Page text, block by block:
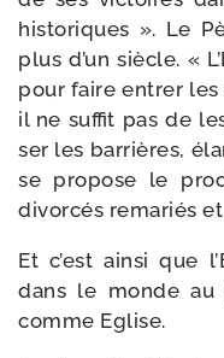
his­to­riques ». Le
plus d’un siècle. «
pour faire entrer
il ne suf­fit pas de
ser les bar­rières,
se pro­pose le
divor­cés rema­riés
Et c’est ain­si que
dans le monde
comme Eglise.